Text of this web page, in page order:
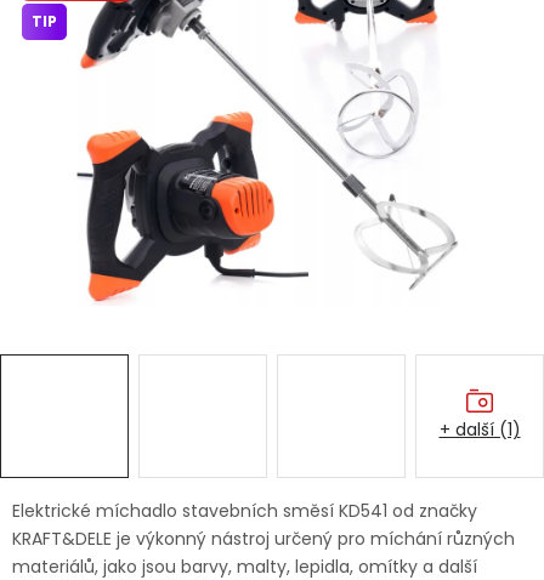
Dětská hřiště
Autodoplňky
Vánoce
Ochranné pomůcky
Elektrické míchadlo stavebních směsí KD541 od značky
KRAFT&DELE je výkonný nástroj určený pro míchání různých
materiálů, jako jsou barvy, malty, lepidla, omítky a další
TIP
+ další (1)